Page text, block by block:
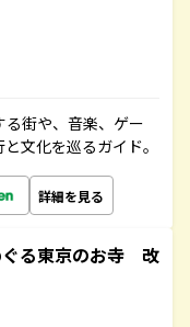
街や、音楽、ゲー
文化を巡るガイド。
詳細を見る
る東京のお寺 改